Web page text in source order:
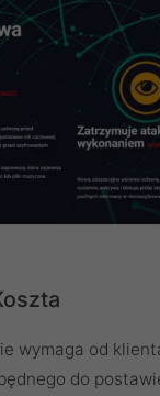
wymaga od
do